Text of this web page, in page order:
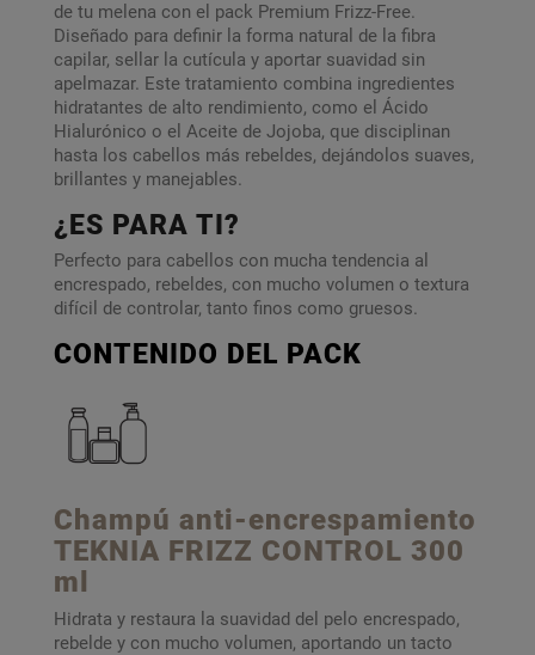
de tu melena con el pack Premium Frizz-Free.
Diseñado para definir la forma natural de la fibra
capilar, sellar la cutícula y aportar suavidad sin
apelmazar. Este tratamiento combina ingredientes
hidratantes de alto rendimiento, como el Ácido
Hialurónico o el Aceite de Jojoba, que disciplinan
hasta los cabellos más rebeldes, dejándolos suaves,
brillantes y manejables.
¿ES PARA TI?
Perfecto para cabellos con mucha tendencia al
encrespado, rebeldes, con mucho volumen o textura
difícil de controlar, tanto finos como gruesos.
CONTENIDO DEL PACK
Champú anti-encrespamiento
TEKNIA FRIZZ CONTROL 300
ml
Hidrata y restaura la suavidad del pelo encrespado,
rebelde y con mucho volumen, aportando un tacto